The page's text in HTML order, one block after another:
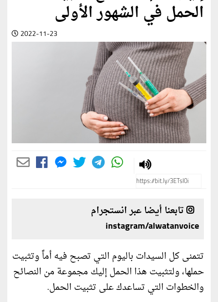
الحمل في الشهور الأولى
2022-11-23
تابعنا أيضا عبر انستجرام
instagram/alwatanvoice
تتمنى كل السيدات باليوم التي تصبح فيه أماً وتثبيت
حملها، ولتثبيت هذا الحمل إليك مجموعة من النصائح
والخطوات التي تساعدك على تثبيت الحمل.